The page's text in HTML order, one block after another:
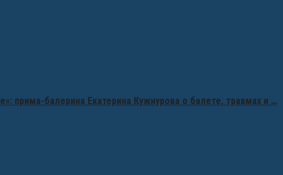
прима-балерина Екатерина Кужнурова о балете, травмах и …